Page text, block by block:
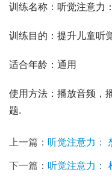
训练名称：听觉注意力：
训练目的：提升儿童听
适合年龄：通用
使用方法：播放音频，
题.
上一篇： 听觉注意力：
下一篇： 听觉注意力：